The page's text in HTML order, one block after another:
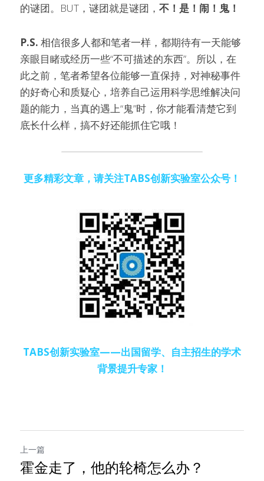
的谜团。BUT，谜团就是谜团， 不！是！闹！鬼！
P.S. 相信很多人都和笔者一样，都期待有一天能够
亲眼目睹或经历一些“不可描述的东西”。所以，在
此之前，笔者希望各位能够一直保持，对神秘事件
的好奇心和质疑心，培养自己运用科学思维解决问
题的能力，当真的遇上“鬼”时，你才能看清楚它到
底长什么样，搞不好还能抓住它哦！
更多精彩文章，请关注TABS创新实验室公众号！
TABS创新实验室——出国留学、自主招生的学术
背景提升专家！
上一篇
霍金走了，他的轮椅怎么办？